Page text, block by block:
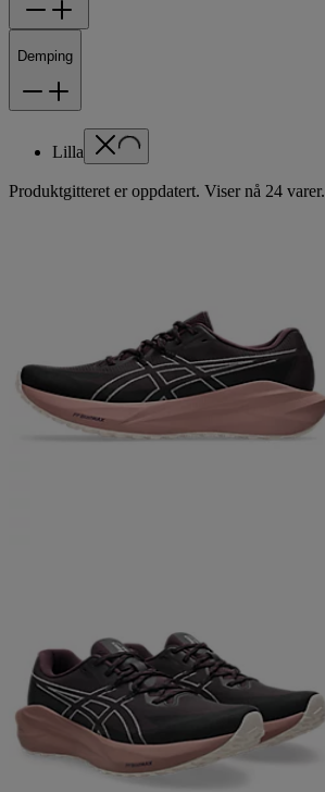
Demping
Lilla
Produktgitteret er oppdatert. Viser nå 24 varer.